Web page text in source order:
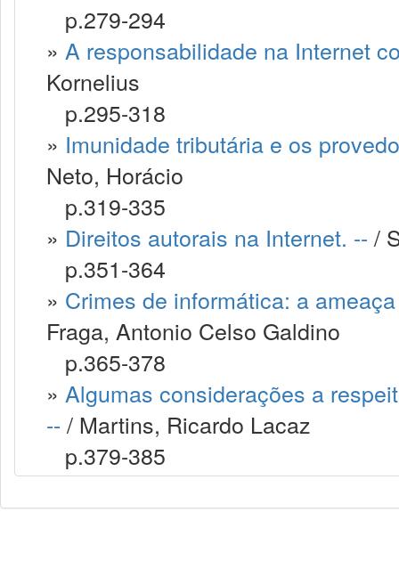
p.279-294
» A responsabilidade na Internet
Kornelius
p.295-318
» Imunidade tributária e os
Neto, Horácio
p.319-335
» Direitos autorais na Internet. -- /
p.351-364
» Crimes de informática: a
Fraga, Antonio Celso Galdino
p.365-378
» Algumas considerações a
-- / Martins, Ricardo Lacaz
p.379-385